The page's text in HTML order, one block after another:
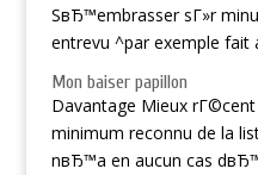
SвЂ™embrasser sГ»r
entrevu ^par exemple
Mon baiser papillon
Davantage Mieux
minimum reconnu de la
nвЂ™a en aucun cas